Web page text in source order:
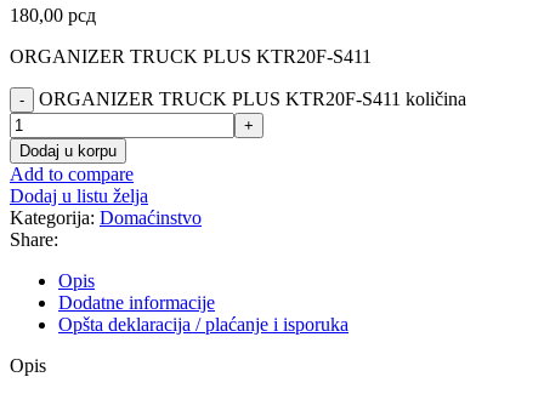
180,00 рсд
ORGANIZER TRUCK PLUS KTR20F-S411
ORGANIZER TRUCK PLUS KTR20F-S411 količina
Dodaj u korpu
Add to compare
Dodaj u listu želja
Kategorija: Domaćinstvo
Share:
Opis
Dodatne informacije
Opšta deklaracija / plaćanje i isporuka
Opis